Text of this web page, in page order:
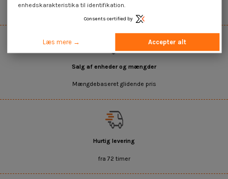
Salg af enheder og mængder
Mængdebaseret glidende pris
Hurtig levering
fra 72 timer
enhedskarakteristika til identifikation.
Consents certified by
Læs mere → Accepter alt